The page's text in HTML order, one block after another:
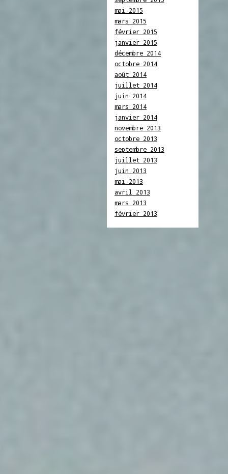
mai 2015
mars 2015
février 2015
janvier 2015
décembre 2014
octobre 2014
août 2014
juillet 2014
juin 2014
mars 2014
janvier 2014
novembre 2013
octobre 2013
septembre 2013
juillet 2013
juin 2013
mai 2013
avril 2013
mars 2013
février 2013